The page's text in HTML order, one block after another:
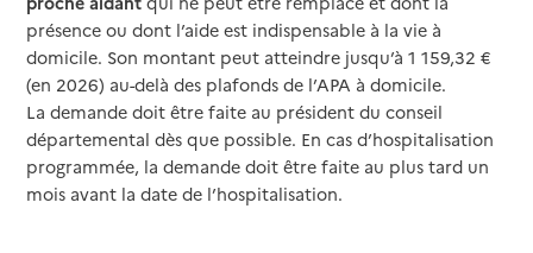
présence ou dont l’aide est indispensable à la vie à
domicile. Son montant peut atteindre jusqu’à 1 159,32 €
(en 2026) au-delà des plafonds de l’APA à domicile.
La demande doit être faite au président du conseil
départemental dès que possible. En cas d’hospitalisation
programmée, la demande doit être faite au plus tard un
mois avant la date de l’hospitalisation.